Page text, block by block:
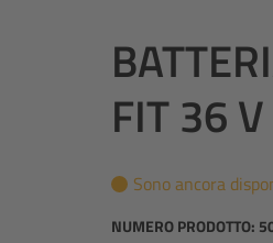
FIT 36 V
Sono ancora
NUMERO PRODOTTO: